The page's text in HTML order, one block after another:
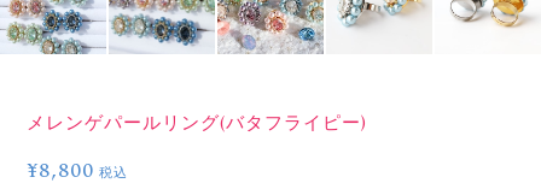
メレンゲパールリング(バタフライピー)
¥8,800 税込